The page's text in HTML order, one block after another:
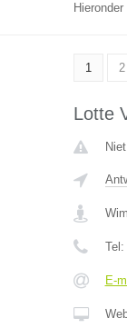
1 2
Lotte
Tel:
E-